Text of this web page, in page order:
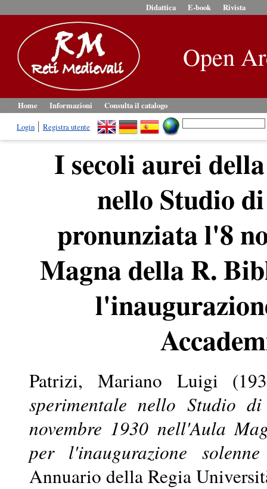
Didattica E-book Rivista
Open
Home Informazioni
Consulta il catalogo
Login
Registra utente
I secoli aurei
nello Studio
pronunziata l'8
Magna della R.
Patrizi, Mariano Luigi
sperimentale nello Studio
novembre 1930 nell'Aula
per l'inaugurazione
Annuario della Regia